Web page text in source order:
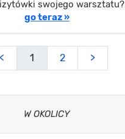
swojego warsztatu?
go teraz »
< 1 2 >
W OKOLICY